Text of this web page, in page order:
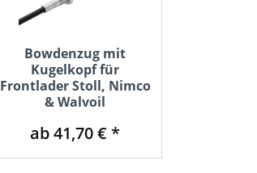
Bowdenzug mit
Kugelkopf für
Frontlader Stoll, Nimco
& Walvoil
ab 41,70 € *